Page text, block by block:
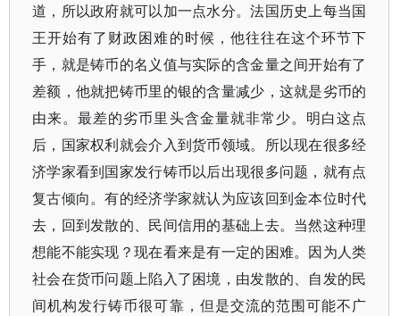
道，所以政府就可以加一点水分。法国历史上每当国
王开始有了财政困难的时候，他往往在这个环节下
手，就是铸币的名义值与实际的含金量之间开始有了
差额，他就把铸币里的银的含量减少，这就是劣币的
由来。最差的劣币里头含金量就非常少。明白这点
后，国家权利就会介入到货币领域。所以现在很多经
济学家看到国家发行铸币以后出现很多问题，就有点
复古倾向。有的经济学家就认为应该回到金本位时代
去，回到发散的、民间信用的基础上去。当然这种理
想能不能实现？现在看来是有一定的困难。因为人类
社会在货币问题上陷入了困境，由发散的、自发的民
间机构发行铸币很可靠，但是交流的范围可能不广